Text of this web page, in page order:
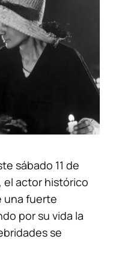
sábado 11 de
el actor histórico
una fuerte
por su vida la
se